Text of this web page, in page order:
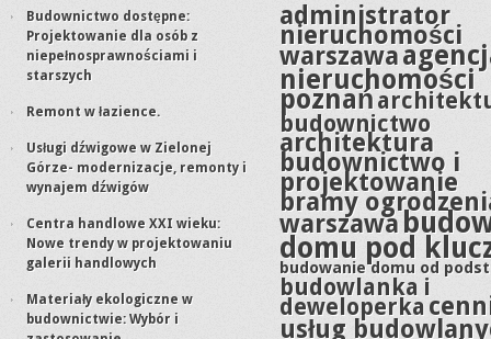
Budownictwo dostępne:
Projektowanie dla osób z
niepełnosprawnościami i
starszych
Remont w łazience.
Usługi dźwigowe w Zielonej
Górze- modernizacje, remonty i
wynajem dźwigów
Centra handlowe XXI wieku:
Nowe trendy w projektowaniu
galerii handlowych
Materiały ekologiczne w
budownictwie: Wybór i
administrator
nieruchomości
warszawa
nieruchomości
poznań
budownictwo
architektura
budownictwo i
projektowanie
bramy
warszawa
domu pod
budowanie domu od
budowlanka i
deweloperka
usług